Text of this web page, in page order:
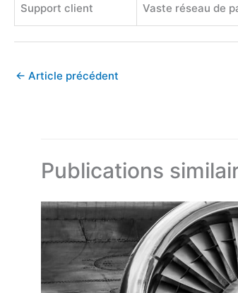
Support client Vaste réseau de
← Article précédent
Publications